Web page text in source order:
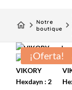
home keyboard_arrow_right Notre
boutique keyboard_arrow_right
¡Oferta!